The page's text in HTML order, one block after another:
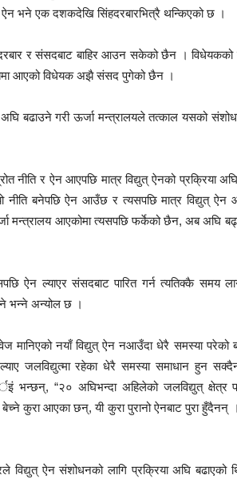
ऐन भने एक दशकदेखि सिंहदरबारभित्रै थन्किएको छ ।
र संसदबाट बाहिर आउन सकेको छैन । विधेयकको
आएको विधेयक अझै संसद पुगेको छैन ।
बढाउने गरी ऊर्जा मन्त्रालयले तत्काल यसको
नीति र ऐन आएपछि मात्र विद्युत् ऐनको प्रक्रिया
नीति बनेपछि ऐन आउँछ र त्यसपछि मात्र विद्युत्
मन्त्रालय आएकोमा त्यसपछि फर्केको छैन, अब अघि
ऐन ल्याएर संसदबाट पारित गर्न त्यतिक्कै समय
भन्ने अन्योल छ ।
मानिएको नयाँ विद्युत् ऐन नआउँदा धेरै समस्या परेको
जलविद्युत्मा रहेका धेरै समस्या समाधान हुन
भन्छन्, “२० अघिभन्दा अहिलेको जलविद्युत्
कुरा आएका छन्, यी कुरा पुरानो ऐनबाट पुरा हुँदैनन्
ऐन संशोधनको लागि प्रक्रिया अघि बढाएको